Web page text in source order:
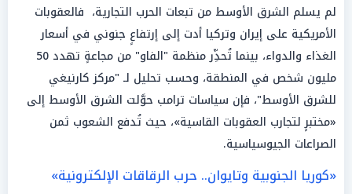
لم يسلم الشرق الأوسط من تبعات الحرب التجارية، فالعقوبات
الأمريكية على إيران وتركيا أدت إلى إرتفاعٍ جنوني في أسعار
الغذاء والدواء، بينما تُحذِّر منظمة "الفاو" من مجاعةٍ تهدد 50
مليون شخص في المنطقة، وحسب تحليل لـ "مركز كارنيغي
للشرق الأوسط"، فإن سياسات ترامب حوَّلت الشرق الأوسط إلى
«مختبرٍ لتجارب العقوبات القاسية»، حيث تُدفع الشعوب ثمن
الصراعات الجيوسياسية.
«كوريا الجنوبية وتايوان.. حرب الرقاقات الإلكترونية»